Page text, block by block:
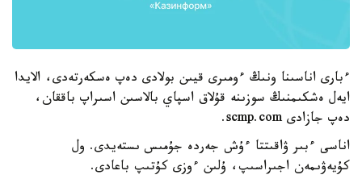
ءبارى اناسىنا ونىڭ ءومىرى قيىن بولادى دەپ ەسكەرتەدى، الايدا
ايەل ەشكىمنىڭ سوزىنە قۇلاق اسپاي بالاسىن اسىراپ باققان،
دەپ جازادى scmp.com.
اناسى ءبىر ۋاقىتتا ءۇش جەردە جۇمىس ىستەيدى. ول
كۇيەۋىمەن اجىراسىپ، ۇلىن ءوزى كۇتىپ باعادى.